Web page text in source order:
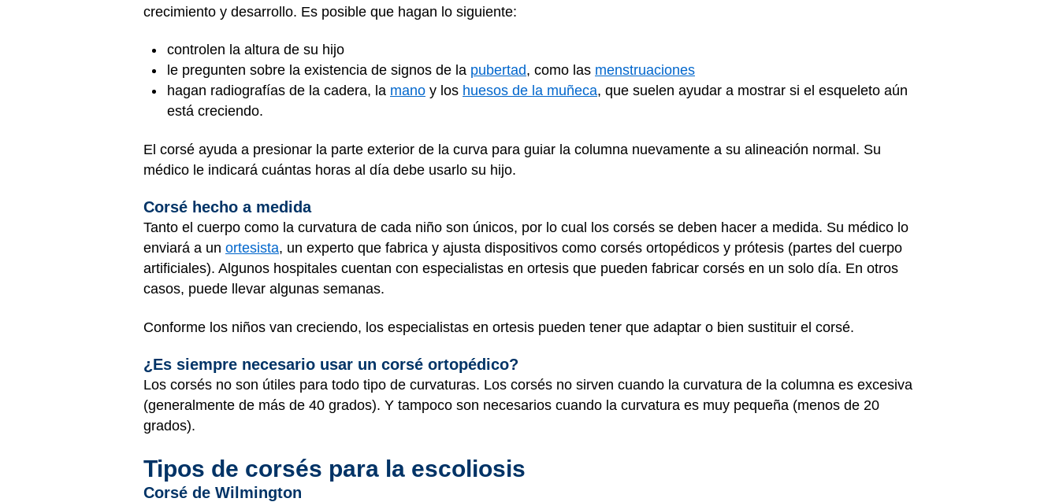
crecimiento y desarrollo. Es posible que hagan lo siguiente:
controlen la altura de su hijo
le pregunten sobre la existencia de signos de la pubertad, como las menstruaciones
hagan radiografías de la cadera, la mano y los huesos de la muñeca, que suelen ayudar a mostrar si el esqueleto aún
está creciendo.
El corsé ayuda a presionar la parte exterior de la curva para guiar la columna nuevamente a su alineación normal. Su
médico le indicará cuántas horas al día debe usarlo su hijo.
Corsé hecho a medida
Tanto el cuerpo como la curvatura de cada niño son únicos, por lo cual los corsés se deben hacer a medida. Su médico lo
enviará a un ortesista, un experto que fabrica y ajusta dispositivos como corsés ortopédicos y prótesis (partes del cuerpo
artificiales). Algunos hospitales cuentan con especialistas en ortesis que pueden fabricar corsés en un solo día. En otros
casos, puede llevar algunas semanas.
Conforme los niños van creciendo, los especialistas en ortesis pueden tener que adaptar o bien sustituir el corsé.
¿Es siempre necesario usar un corsé ortopédico?
Los corsés no son útiles para todo tipo de curvaturas. Los corsés no sirven cuando la curvatura de la columna es excesiva
(generalmente de más de 40 grados). Y tampoco son necesarios cuando la curvatura es muy pequeña (menos de 20
grados).
Tipos de corsés para la escoliosis
Corsé de Wilmington